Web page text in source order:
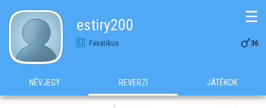
estiry200
Fanatikus 36
☰
NÉVJEGY REVERZI JÁTÉKOK